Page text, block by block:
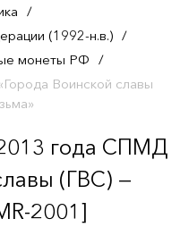
/
(1992-н.в.) /
монеты РФ /
Воинской славы
года СПМД
(ГВС) —
2001]